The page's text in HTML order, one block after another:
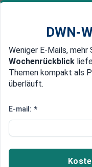
Newsticker MEIN
Edelmetalle
Putschgerüchte um MBS
Saudi-
Königs
DWN-
Weniger E-Mails, mehr
Wochenrückblick
Themen kompakt als
überläuft.
E-mail: *